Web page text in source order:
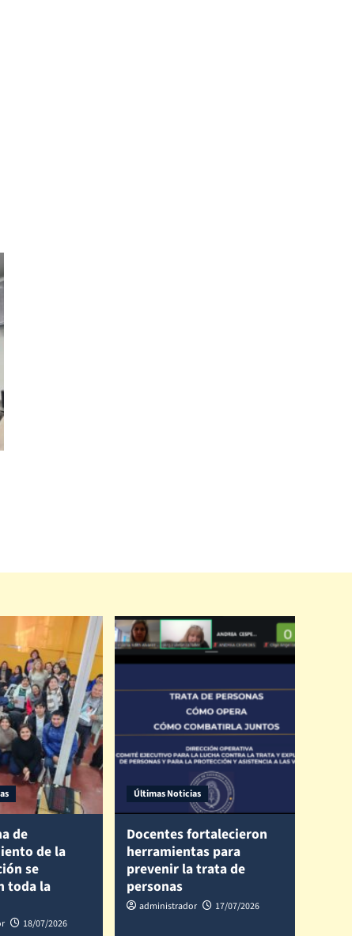
de
de la
se
toda la
18/07/2026
Últimas Noticias
Docentes fortalecieron
herramientas para
prevenir la trata de
personas
administrador 17/07/2026